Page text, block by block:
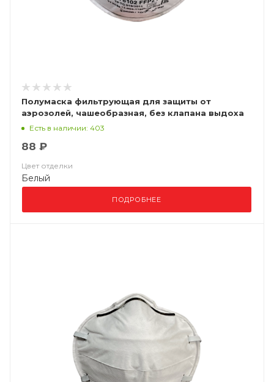
Полумаска фильтрующая для защиты от
аэрозолей, чашеобразная, без клапана выдоха
ВМ 8102 FFP2 NR D
Есть в наличии: 403
88 ₽
Цвет отделки
Белый
ПОДРОБНЕЕ